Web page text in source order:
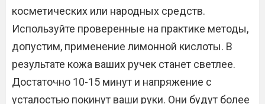
косметических или народных средств.
Используйте проверенные на практике методы,
допустим, применение лимонной кислоты. В
результате кожа ваших ручек станет светлее.
Достаточно 10-15 минут и напряжение с
усталостью покинут ваши руки. Они будут более